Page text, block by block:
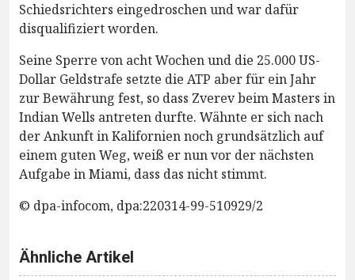
Schiedsrichters eingedroschen und war dafür
disqualifiziert worden.
Seine Sperre von acht Wochen und die 25.000 US-
Dollar Geldstrafe setzte die ATP aber für ein Jahr
zur Bewährung fest, so dass Zverev beim Masters in
Indian Wells antreten durfte. Wähnte er sich nach
der Ankunft in Kalifornien noch grundsätzlich auf
einem guten Weg, weiß er nun vor der nächsten
Aufgabe in Miami, dass das nicht stimmt.
© dpa-infocom, dpa:220314-99-510929/2
Ähnliche Artikel